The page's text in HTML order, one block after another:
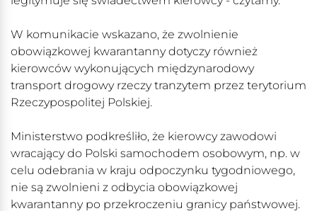
W komunikacie wskazano, że zwolnienie
obowiązkowej kwarantanny dotyczy również
kierowców wykonujących międzynarodowy
transport drogowy rzeczy tranzytem przez terytorium
Rzeczypospolitej Polskiej.
Ministerstwo podkreśliło, że kierowcy zawodowi
wracający do Polski samochodem osobowym, np. w
celu odebrania w kraju odpoczynku tygodniowego,
nie są zwolnieni z odbycia obowiązkowej
kwarantanny po przekroczeniu granicy państwowej.